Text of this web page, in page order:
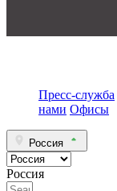
Пресс-служба
нами Офисы
Россия
Россия